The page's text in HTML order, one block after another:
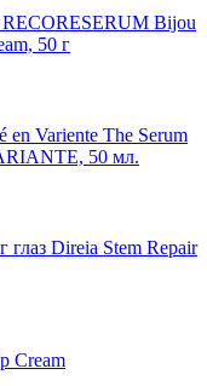
Bijou
50 г
Variente The Serum
50 мл.
Direia Stem Repair
Cream